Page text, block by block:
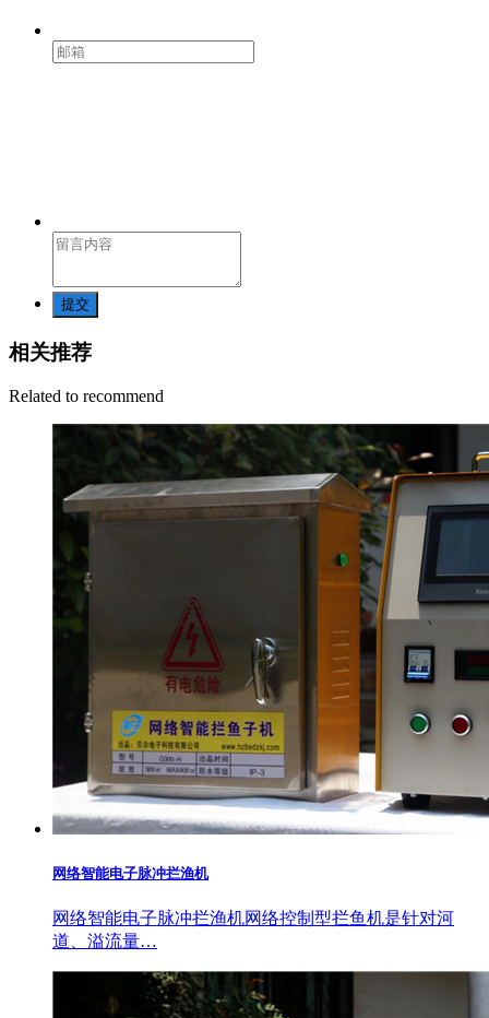
提交
相关推荐
Related to recommend
网络智能电子脉冲拦渔机
网络智能电子脉冲拦渔机网络控制型拦鱼机是针对河
道、溢流量…